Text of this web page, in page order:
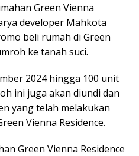
Green Vienna
developer Mahkota
beli rumah di Green
ke tanah suci.
2024 hingga 100 unit
ini juga akan diundi dan
yang telah melakukan
Vienna Residence.
Green Vienna Residence